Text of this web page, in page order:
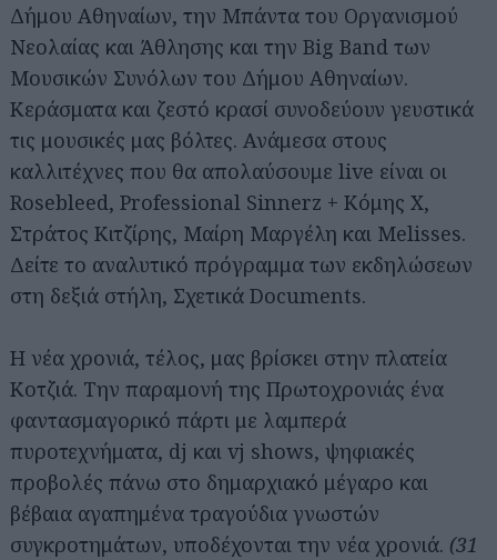
Δήμου Αθηναίων, την Μπάντα του Οργανισμού
Νεολαίας και Άθλησης και την Big Band των
Μουσικών Συνόλων του Δήμου Αθηναίων.
Κεράσματα και ζεστό κρασί συνοδεύουν γευστικά
τις μουσικές μας βόλτες. Ανάμεσα στους
καλλιτέχνες που θα απολαύσουμε live είναι οι
Rosebleed, Professional Sinnerz + Κόμης X,
Στράτος Κιτζίρης, Μαίρη Μαργέλη και Melisses.
Δείτε το αναλυτικό πρόγραμμα των εκδηλώσεων
στη δεξιά στήλη, Σχετικά Documents.
Η νέα χρονιά, τέλος, μας βρίσκει στην πλατεία
Κοτζιά. Την παραμονή της Πρωτοχρονιάς ένα
φαντασμαγορικό πάρτι με λαμπερά
πυροτεχνήματα, dj και vj shows, ψηφιακές
προβολές πάνω στο δημαρχιακό μέγαρο και
βέβαια αγαπημένα τραγούδια γνωστών
συγκροτημάτων, υποδέχονται την νέα χρονιά. (31